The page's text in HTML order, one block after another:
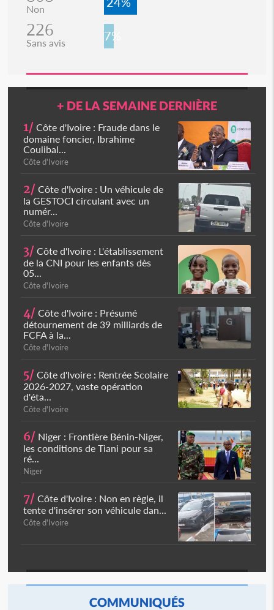
Non
226
Sans avis 7%
+ DE LA SEMAINE DERNIÈRE
1/ Côte d'Ivoire : Fraude dans le
domaine foncier, Ibrahime
Coulibal...
Côte d'Ivoire
2/ Côte d'Ivoire : Un véhicule de
la GESTOCI circulant avec un
numér...
Côte d'Ivoire
3/ Côte d'Ivoire : L'établissement
de la CNI pour les enfants dès
05...
Côte d'Ivoire
4/ Côte d'Ivoire : Présumé
détournement de 39 milliards de
FCFA à la...
Côte d'Ivoire
5/ Côte d'Ivoire : Rentrée Scolaire
2026-2027, vaste opération
d'éta...
Côte d'Ivoire
6/ Niger : Frontière Bénin-Niger,
les conditions de Tiani pour sa
ré...
Niger
7/ Côte d'Ivoire : Non en règle, il
tente d'insérer son véhicule dan...
Côte d'Ivoire
COMMUNIQUÉS